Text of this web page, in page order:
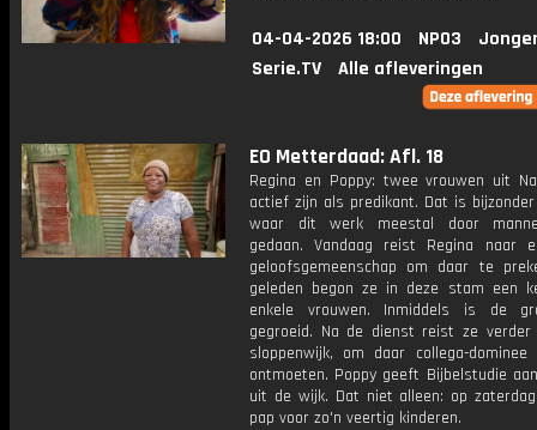
04-04-2026 18:00 NPO3
Serie.TV
Alle afleveringen
EO Metterdaad: Afl. 18
Regina en Poppy: twee vrouwen uit
actief zijn als predikant. Dat is
waar dit werk meestal door
gedaan. Vandaag reist Regina naar
geloofsgemeenschap om daar te
geleden begon ze in deze stam een
enkele vrouwen. Inmiddels is de
gegroeid. Na de dienst reist ze verder
sloppenwijk, om daar collega-
ontmoeten. Poppy geeft Bijbelstudie
uit de wijk. Dat niet alleen: op
pap voor zo'n veertig kinderen.